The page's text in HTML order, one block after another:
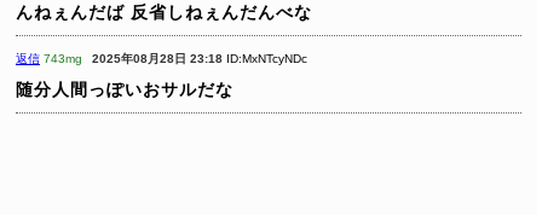
んねぇんだば 反省しねぇんだんべな
返信 743mg 2025年08月28日 23:18 ID:MxNTcyNDc
随分人間っぽいおサルだな